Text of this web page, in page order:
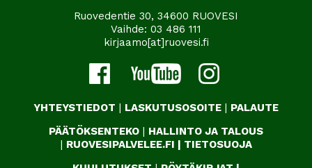
Ruovedentie 30, 34600 RUOVESI
Vaihde: 03 486 111
kirjaamo[at]ruovesi.fi
YHTEYSTIEDOT | LASKUTUSOSOITE | PALAUTE
PÄÄTÖKSENTEKO | HALLINTO JA TALOUS
| RUOVESIPALVELEE.FI | TIETOSUOJA